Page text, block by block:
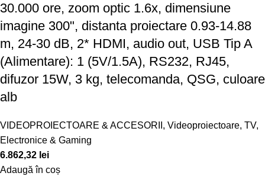
30.000 ore, zoom optic 1.6x, dimensiune
imagine 300", distanta proiectare 0.93-14.88
m, 24-30 dB, 2* HDMI, audio out, USB Tip A
(Alimentare): 1 (5V/1.5A), RS232, RJ45,
difuzor 15W, 3 kg, telecomanda, QSG, culoare
alb
VIDEOPROIECTOARE & ACCESORII , Videoproiectoare, TV,
Electronice & Gaming
6.862,32 lei
Adaugă în coș